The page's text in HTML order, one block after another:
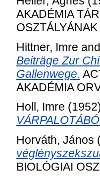
AKADÉMIA
Hittner, Imre and
Beiträge Zur
Gallenwege.
AKADÉMIA
Holl, Imre
Horváth, János
BIOLÓGIAI